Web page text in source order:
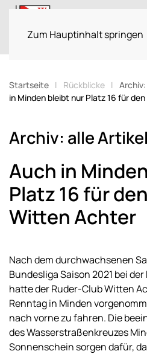
Zum Hauptinhalt springen
Startseite Rückblicke
in Minden bleibt nur Platz 16 für
Archiv: alle Artikel
Auch in
Platz 16 für
Witten Achter
Nach dem durchwachsenen
Bundesliga Saison 2021 bei
hatte der Ruder-Club Witten
Renntag in Minden
nach vorne zu fahren. Die
des Wasserstraßenkreuzes
Sonnenschein sorgen dafür,